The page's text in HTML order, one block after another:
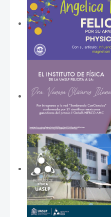
Sociedad Mexicana de Física
PROMEP